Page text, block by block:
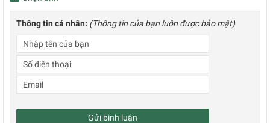
Thông tin cá nhân: (Thông tin của bạn luôn được bảo mật)
Gửi bình luận